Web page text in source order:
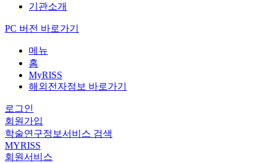
기관소개
PC 버전 바로가기
메뉴
홈
MyRISS
해외전자정보 바로가기
로그인
회원가입
학술연구정보서비스 검색
MYRISS
회원서비스